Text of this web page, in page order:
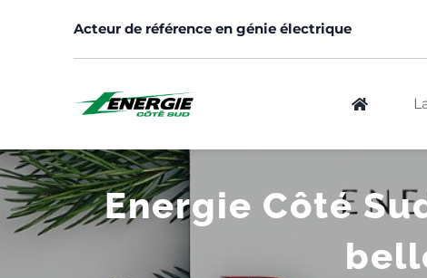
Acteur de référence en génie électrique
Logement
Energie Côté